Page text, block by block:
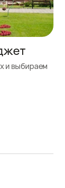
и выбираем